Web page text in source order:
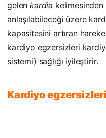
gelenkardia
anlaşılabileceği üzere
kapasitesini artıran
kardiyo egzersizleri
sistemi) sağlığı iyileştirir.
Kardiyo